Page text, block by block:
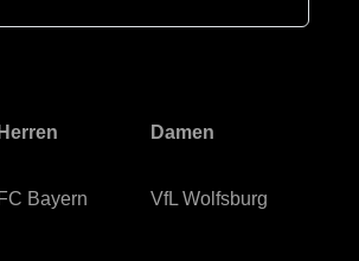
Herren Damen
FC Bayern VfL Wolfsburg